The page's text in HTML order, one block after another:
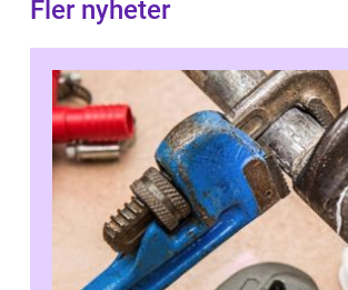
Fler nyheter